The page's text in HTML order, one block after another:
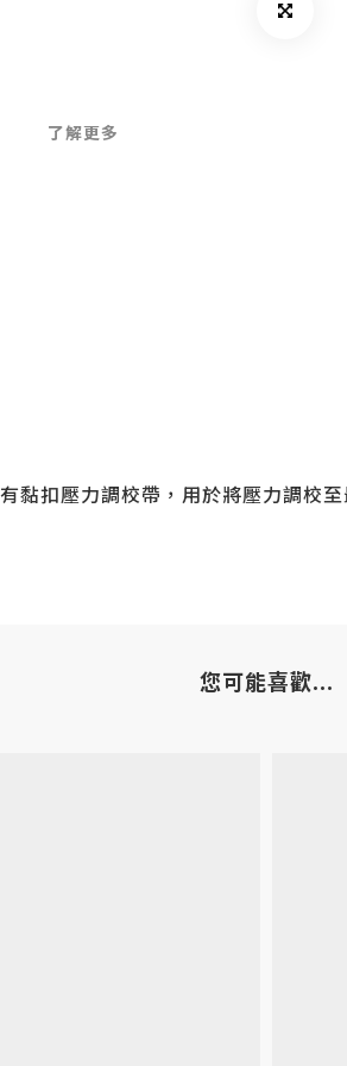
了解更多
黏扣壓力調校帶，用於將壓力調校
您可能喜歡...